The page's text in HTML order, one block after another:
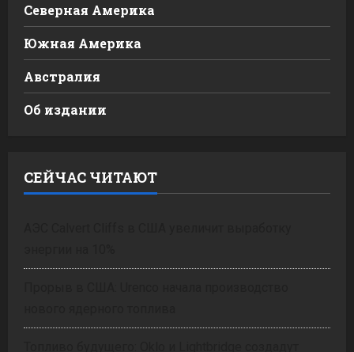
Северная Америка
Южная Америка
Австралия
Об издании
СЕЙЧАС ЧИТАЮТ